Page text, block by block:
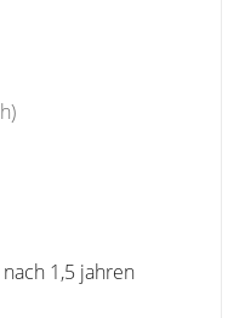
1,5 jahren